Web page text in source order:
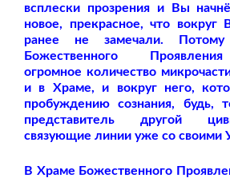
всплески прозрения и Вы
новое, прекрасное, что вокруг
ранее не замечали.
Божественного
огромное количество
и в Храме, и вокруг него,
пробуждению сознания, будь,
представитель другой
связующие линии уже со своими
В Храме Божественного